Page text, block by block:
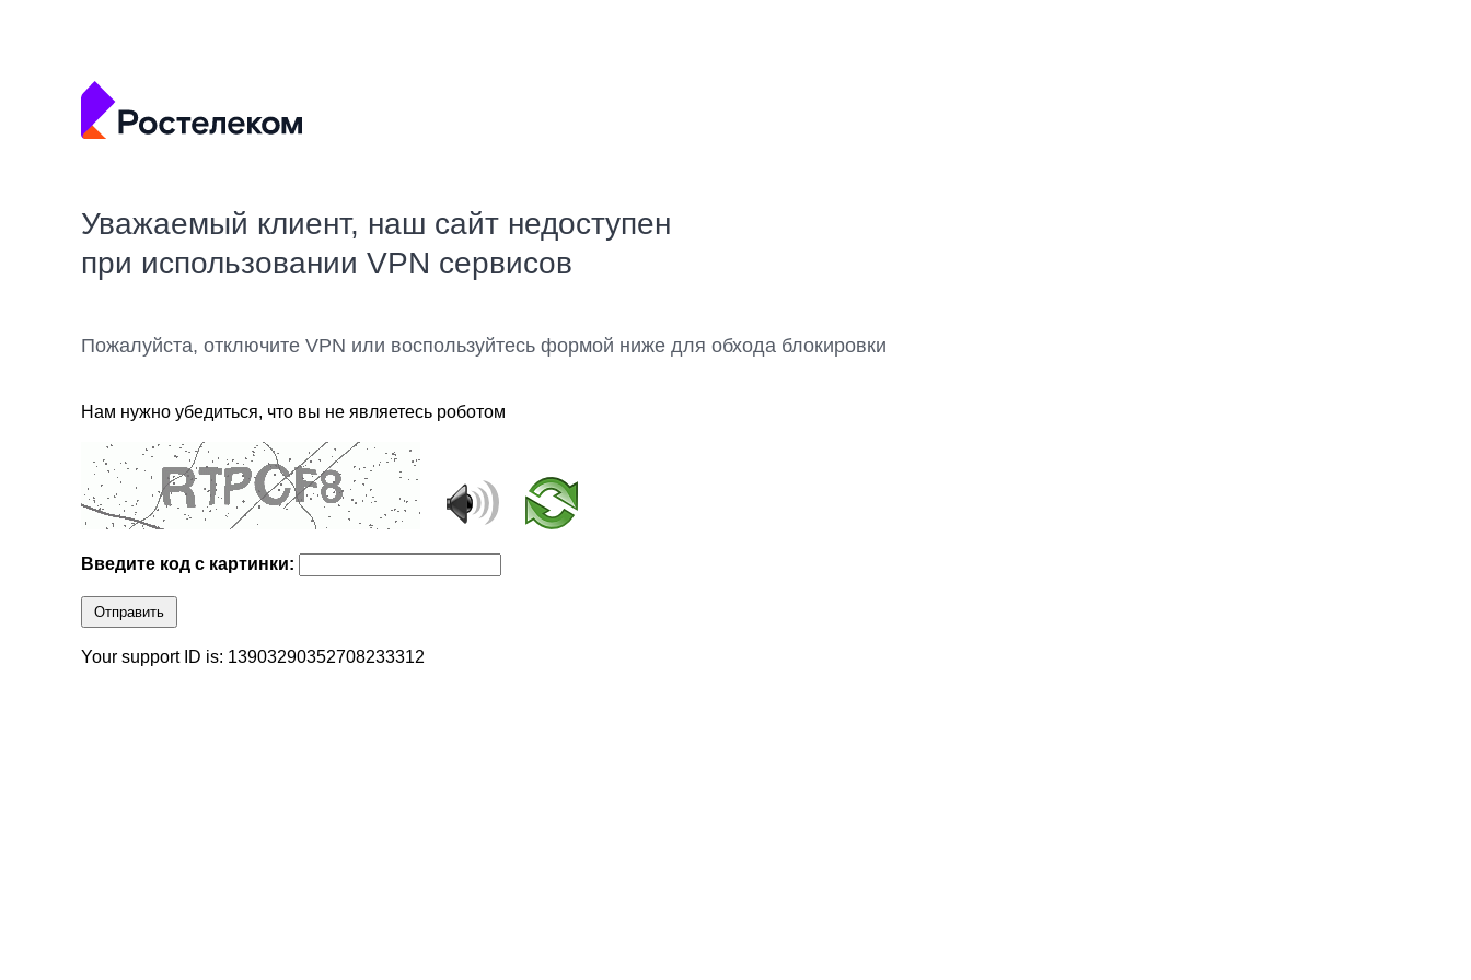
Уважаемый клиент, наш сайт недоступен
при использовании VPN сервисов
Пожалуйста, отключите VPN или воспользуйтесь формой ниже для обхода блокировки
Нам нужно убедиться, что вы не являетесь роботом
Введите код с картинки:
Отправить
Your support ID is: 13903290352708233312